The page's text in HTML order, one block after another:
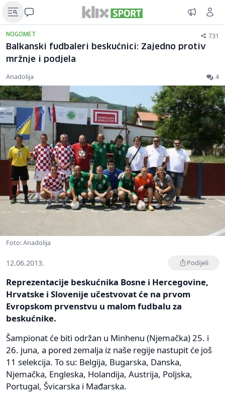
NOGOMET 731
Balkanski fudbaleri beskućnici: Zajedno protiv
mržnje i podjela
Anadolija 4
Foto: Anadolija
12.06.2013. Podijeli
Reprezentacije beskućnika Bosne i Hercegovine,
Hrvatske i Slovenije učestvovat će na prvom
Evropskom prvenstvu u malom fudbalu za
beskućnike.
Šampionat će biti održan u Minhenu (Njemačka) 25. i
26. juna, a pored zemalja iz naše regije nastupit će još
11 selekcija. To su: Belgija, Bugarska, Danska,
Njemačka, Engleska, Holandija, Austrija, Poljska,
Portugal, Švicarska i Mađarska.